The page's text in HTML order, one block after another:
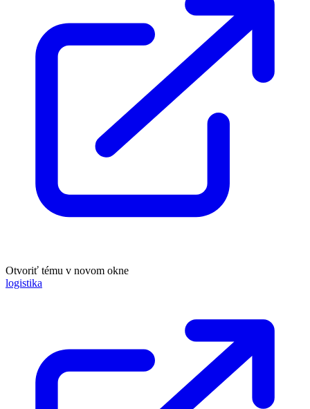
Otvoriť tému v novom okne
logistika